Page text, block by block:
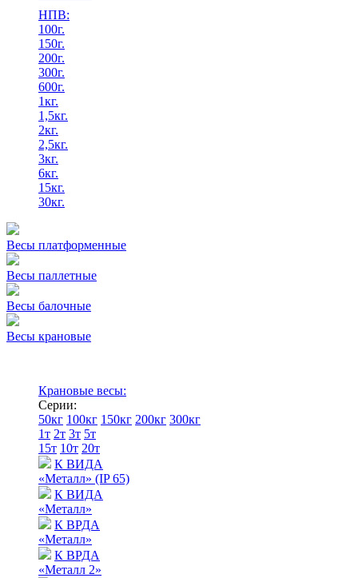
НПВ:
100г.
150г.
200г.
300г.
600г.
1кг.
1,5кг.
2кг.
2,5кг.
3кг.
6кг.
15кг.
30кг.
Весы платформенные
Весы паллетные
Весы балочные
Весы крановые
Крановые весы:
Серии:
50кг 100кг 150кг 200кг 300кг
1т 2т 3т 5т
15т 10т 20т
К ВИДА
«Металл» (IP 65)
К ВИДА
«Металл»
К ВРДА
«Металл»
К ВРДА
«Металл 2»